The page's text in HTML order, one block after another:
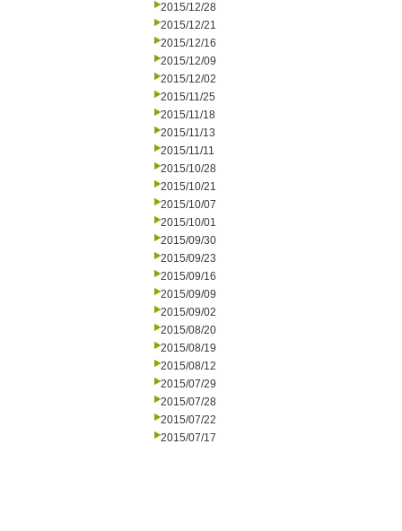
2015/12/28
2015/12/21
2015/12/16
2015/12/09
2015/12/02
2015/11/25
2015/11/18
2015/11/13
2015/11/11
2015/10/28
2015/10/21
2015/10/07
2015/10/01
2015/09/30
2015/09/23
2015/09/16
2015/09/09
2015/09/02
2015/08/20
2015/08/19
2015/08/12
2015/07/29
2015/07/28
2015/07/22
2015/07/17